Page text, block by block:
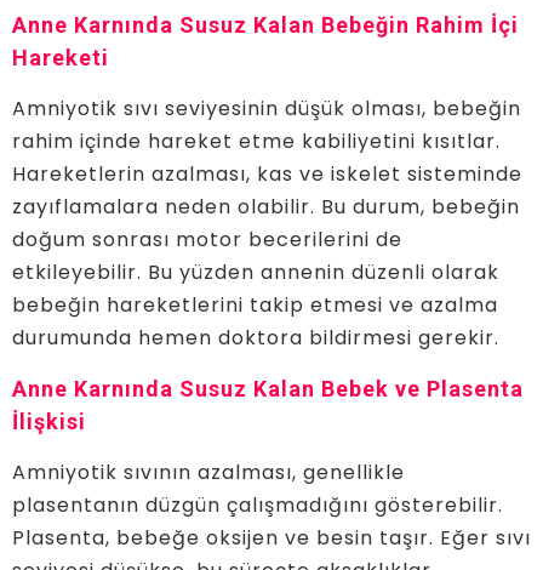
Anne Karnında Susuz Kalan Bebeğin Rahim İçi
Hareketi
Amniyotik sıvı seviyesinin düşük olması, bebeğin
rahim içinde hareket etme kabiliyetini kısıtlar.
Hareketlerin azalması, kas ve iskelet sisteminde
zayıflamalara neden olabilir. Bu durum, bebeğin
doğum sonrası motor becerilerini de
etkileyebilir. Bu yüzden annenin düzenli olarak
bebeğin hareketlerini takip etmesi ve azalma
durumunda hemen doktora bildirmesi gerekir.
Anne Karnında Susuz Kalan Bebek ve Plasenta
İlişkisi
Amniyotik sıvının azalması, genellikle
plasentanın düzgün çalışmadığını gösterebilir.
Plasenta, bebeğe oksijen ve besin taşır. Eğer sıvı